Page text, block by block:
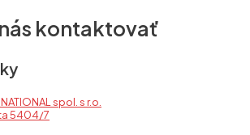
kontaktovať
spol. s r.o.
5404/7